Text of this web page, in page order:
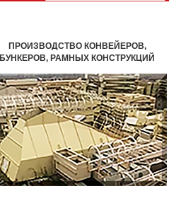
ПРОИЗВОДСТВО КОНВЕЙЕРОВ,
БУНКЕРОВ, РАМНЫХ КОНСТРУКЦИЙ